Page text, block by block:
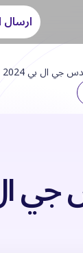
جي ال بي 2024